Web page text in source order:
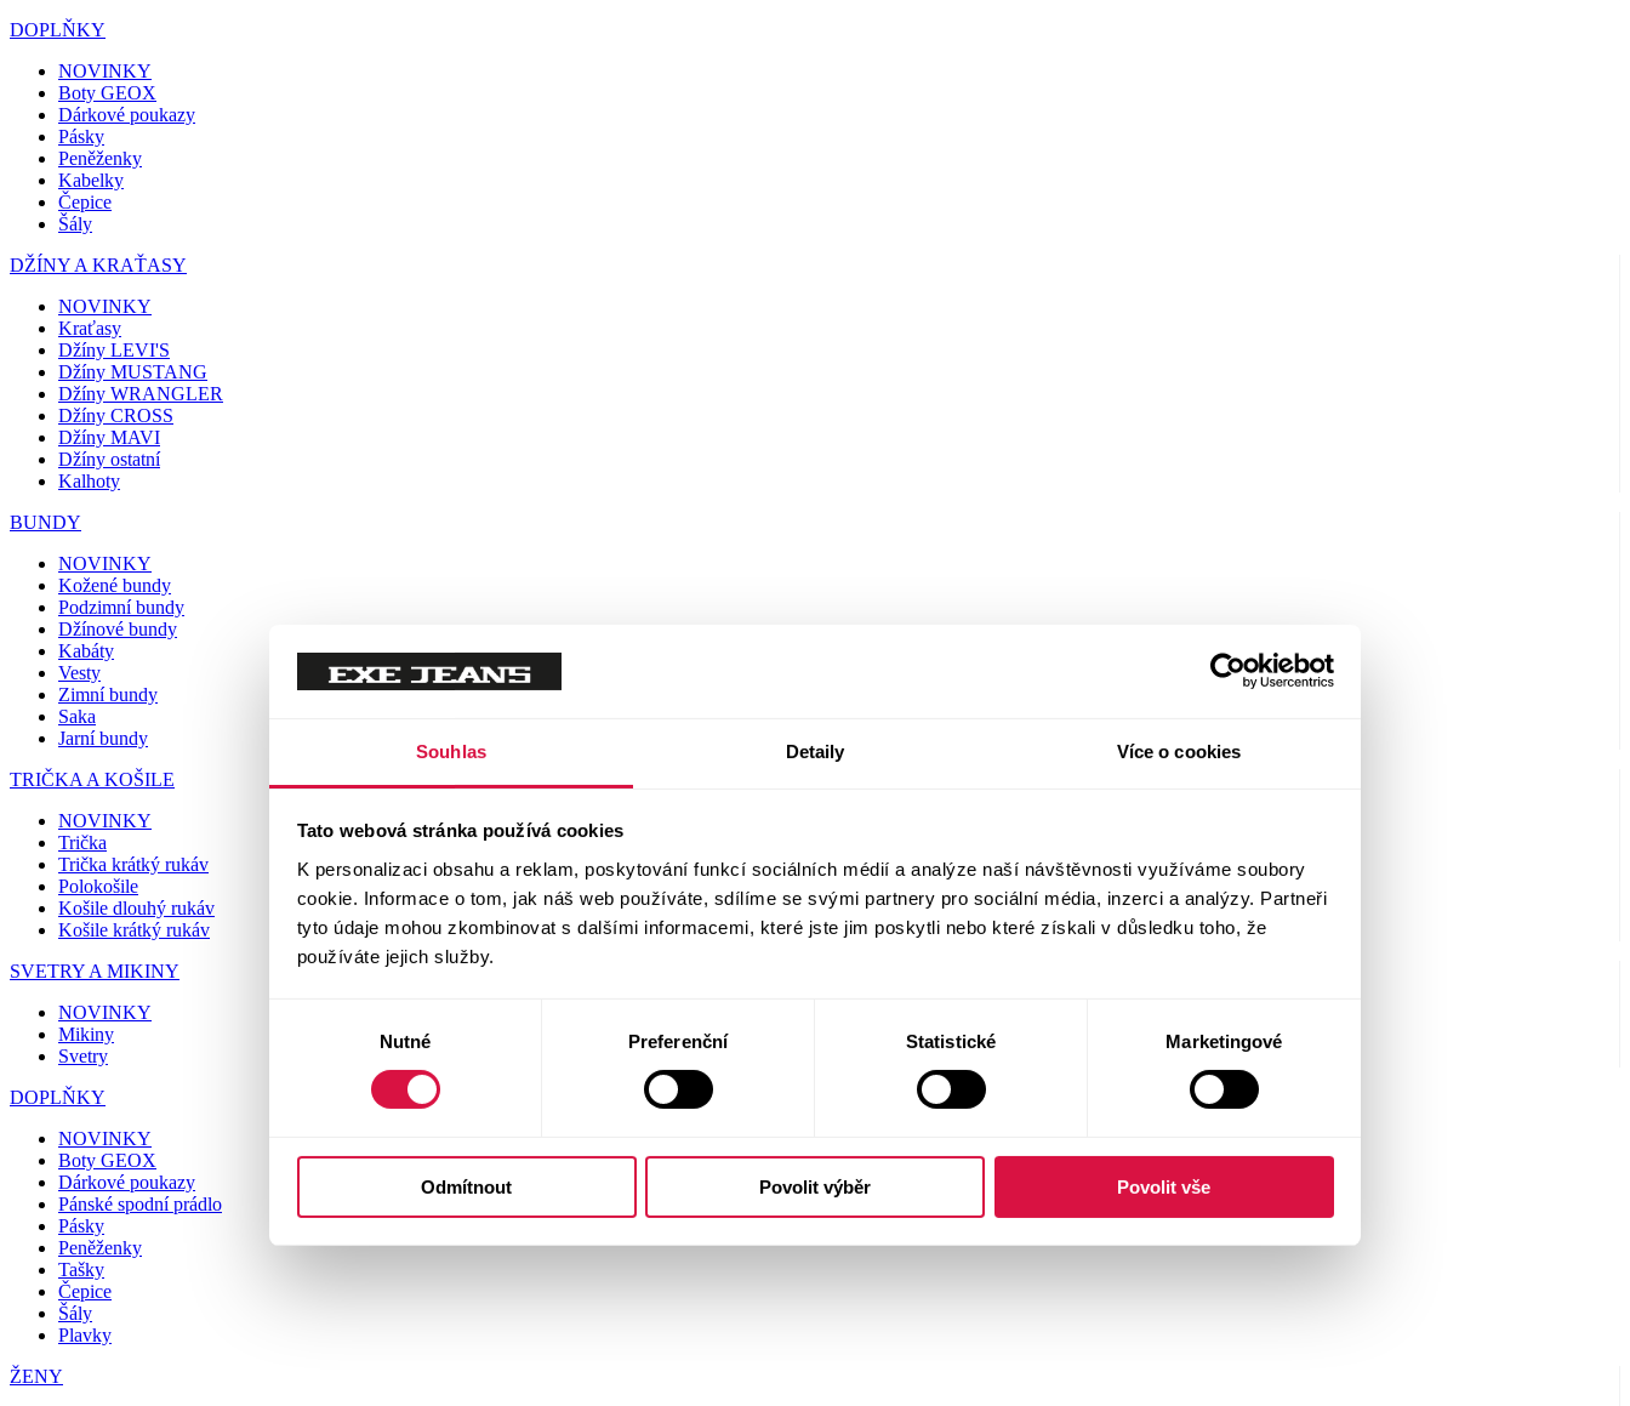
Souhlas Detaily Více o cookies
Tato webová stránka používá cookies
K personalizaci obsahu a reklam, poskytování funkcí sociálních médií a analýze naší návštěvnosti využíváme soubory
cookie. Informace o tom, jak náš web používáte, sdílíme se svými partnery pro sociální média, inzerci a analýzy. Partneři
tyto údaje mohou zkombinovat s dalšími informacemi, které jste jim poskytli nebo které získali v důsledku toho, že
používáte jejich služby.
Nutné Preferenční Statistické Marketingové
Odmítnout Povolit výběr Povolit vše
DOPLŇKY
NOVINKY
Boty GEOX
Dárkové poukazy
Pásky
Peněženky
Kabelky
Čepice
Šály
DŽÍNY A KRAŤASY
NOVINKY
Kraťasy
Džíny LEVI'S
Džíny MUSTANG
Džíny WRANGLER
Džíny CROSS
Džíny MAVI
Džíny ostatní
Kalhoty
BUNDY
NOVINKY
Kožené bundy
Podzimní bundy
Džínové bundy
Kabáty
Vesty
Zimní bundy
Saka
Jarní bundy
TRIČKA A KOŠILE
NOVINKY
Trička
Trička krátký rukáv
Polokošile
Košile dlouhý rukáv
Košile krátký rukáv
SVETRY A MIKINY
NOVINKY
Mikiny
Svetry
DOPLŇKY
NOVINKY
Boty GEOX
Dárkové poukazy
Pánské spodní prádlo
Pásky
Peněženky
Tašky
Čepice
Šály
Plavky
ŽENY